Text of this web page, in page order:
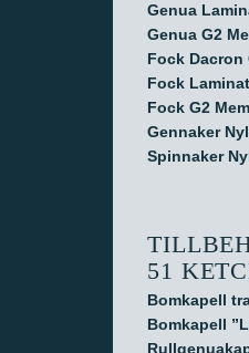
Genua
Genua G2
Fock Dacron
Fock
Fock G2
Gennaker
Spinnaker
51
Bomkapell
Bomkapell